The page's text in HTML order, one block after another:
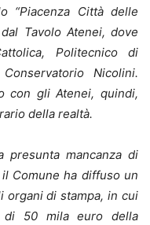
“Piacenza Città delle
Tavolo Atenei, dove
Politecnico di
Nicolini.
con gli Atenei, quindi,
della realtà.
presunta mancanza di
Comune ha diffuso un
organi di stampa, in cui
di 50 mila euro della